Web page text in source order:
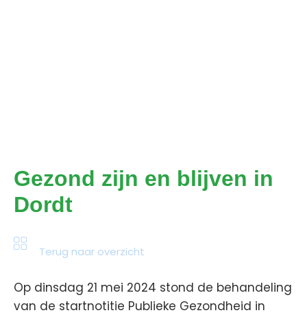
Gezond zijn en blijven in
Dordt
Terug naar overzicht
Op dinsdag 21 mei 2024 stond de behandeling
van de startnotitie Publieke Gezondheid in